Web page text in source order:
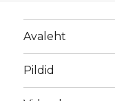
Avaleht
Pildid